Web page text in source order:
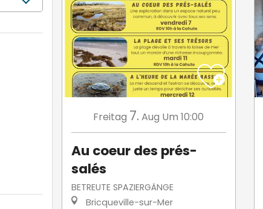
Freitag 7. Aug Um 10:00
Au coeur des prés-
salés
BETREUTE SPAZIERGÄNGE
Bricqueville-sur-Mer